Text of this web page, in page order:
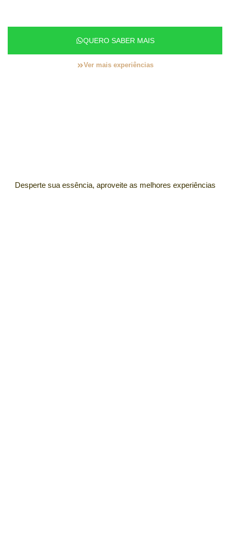
QUERO SABER MAIS
Ver mais experiências
Desperte sua essência, aproveite as melhores experiências